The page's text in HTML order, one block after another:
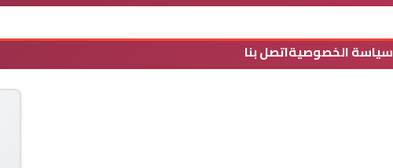
سياسة الخصوصيةاتصل بنا